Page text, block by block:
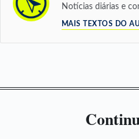
Notícias diárias e
MAIS TEXTOS DO